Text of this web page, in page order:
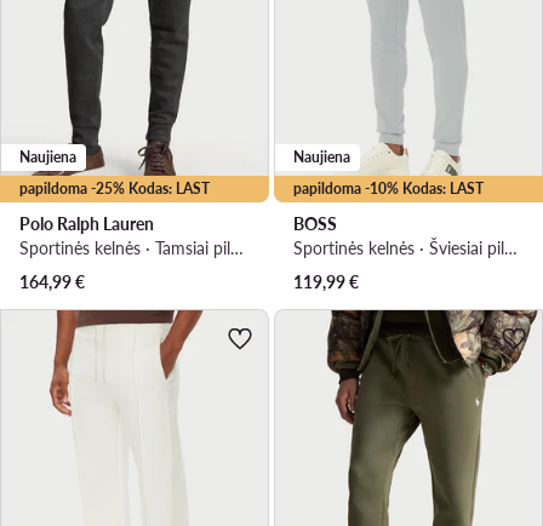
papildoma -25% Kodas: LAST
Naujiena
Polo Ralph Lauren
Sportinės kelnės · Tamsiai pilka · Regular Fit
164,99€
papildoma -10% Kodas: LAST
Naujiena
BOSS
Sportinės kelnės · Šviesiai pilka · Regular Fit
119,99€